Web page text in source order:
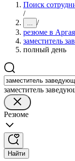
Поиск
/
... /
резюме в
заместитель
полный день
заместитель
Резюме
Найти